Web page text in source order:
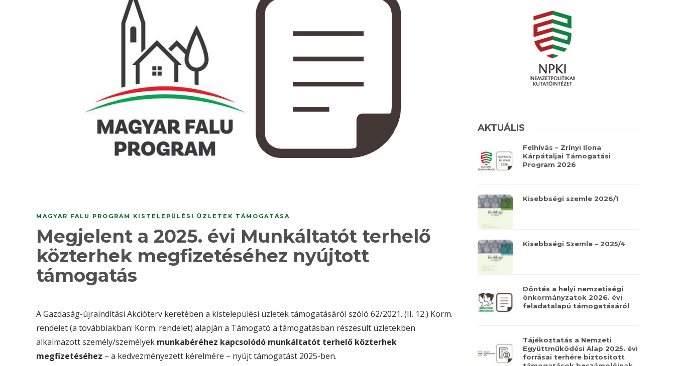
MAGYAR FALU PROGRAM KISTELEPÜLÉSI ÜZLETEK TÁMOGATÁSA
Megjelent a 2025. évi Munkáltatót terhelő
közterhek megfizetéséhez nyújtott
támogatás
A Gazdaság-újraindítási Akcióterv keretében a kistelepülési üzletek támogatásáról szóló 62/2021. (II. 12.) Korm.
rendelet (a továbbiakban: Korm. rendelet) alapján a Támogató a támogatásban részesült üzletekben
alkalmazott személy/személyek munkabéréhez kapcsolódó munkáltatót terhelő közterhek
megfizetéséhez – a kedvezményezett kérelmére – nyújt támogatást 2025-ben.
AKTUÁLIS
Felhívás – Zrínyi Ilona
Kárpátaljai Támogatási
Program 2026
Kisebbségi szemle 2026/1
Kisebbségi Szemle – 2025/4
Döntés a helyi nemzetiségi
önkormányzatok 2026. évi
feladatalapú támogatásáról
Tájékoztatás a Nemzeti
Együttműködési Alap 2025. évi
forrásai terhére biztosított